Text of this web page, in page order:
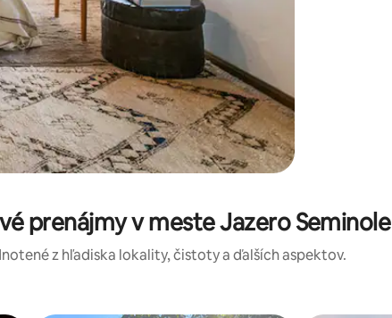
prenájmy v meste Jazero Seminole
z hľadiska lokality, čistoty a ďalších aspektov.